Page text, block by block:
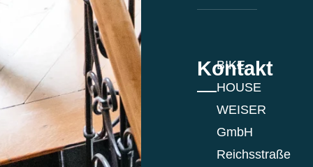
Kontakt
BIKE
HOUSE
WEISER
GmbH
Reichsstraße